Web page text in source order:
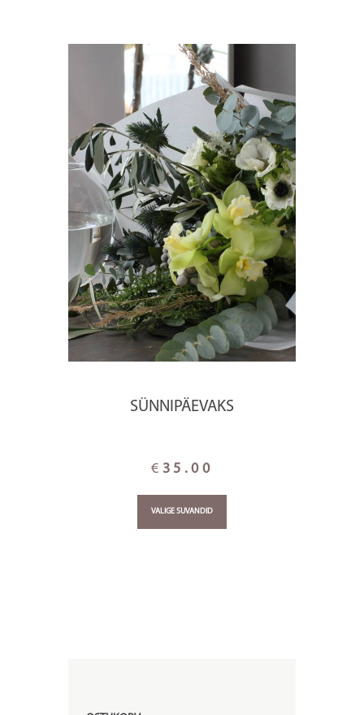
SÜNNIPÄEVAKS
€ 35.00
VALIGE SUVANDID